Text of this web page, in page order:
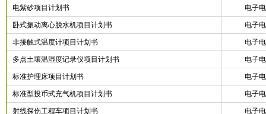
电紫砂项目计划书 电子
卧式振动离心脱水机项目计划书 电子
非接触式温度计项目计划书 电子
多点土壤温湿度记录仪项目计划书 电子
标准护理床项目计划书 电子
标准型投币式充气机项目计划书 电子
射线探伤工程车项目计划书 电子